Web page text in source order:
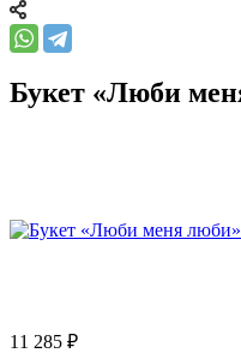
Букет «Люби
11 285 ₽